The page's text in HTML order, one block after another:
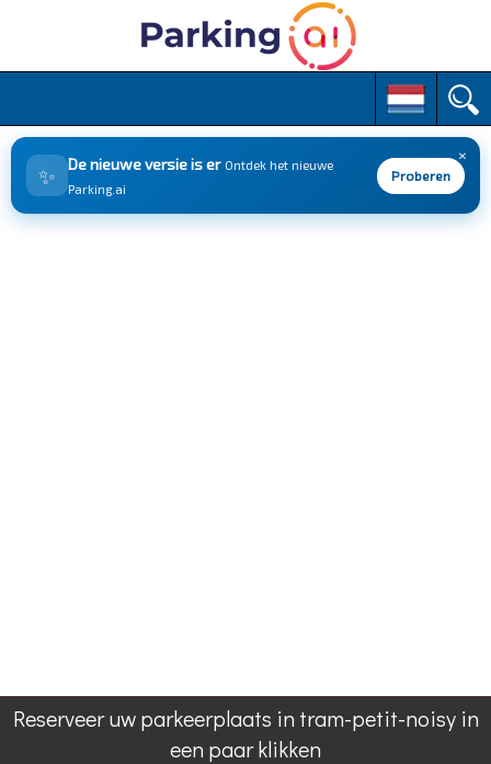
M
m
e
i
×
✨ De nieuwe versie is er Ontdek het nieuwe
Parking.ai
Proberen
Reserveer uw parkeerplaats in tram-petit-noisy in
een paar klikken